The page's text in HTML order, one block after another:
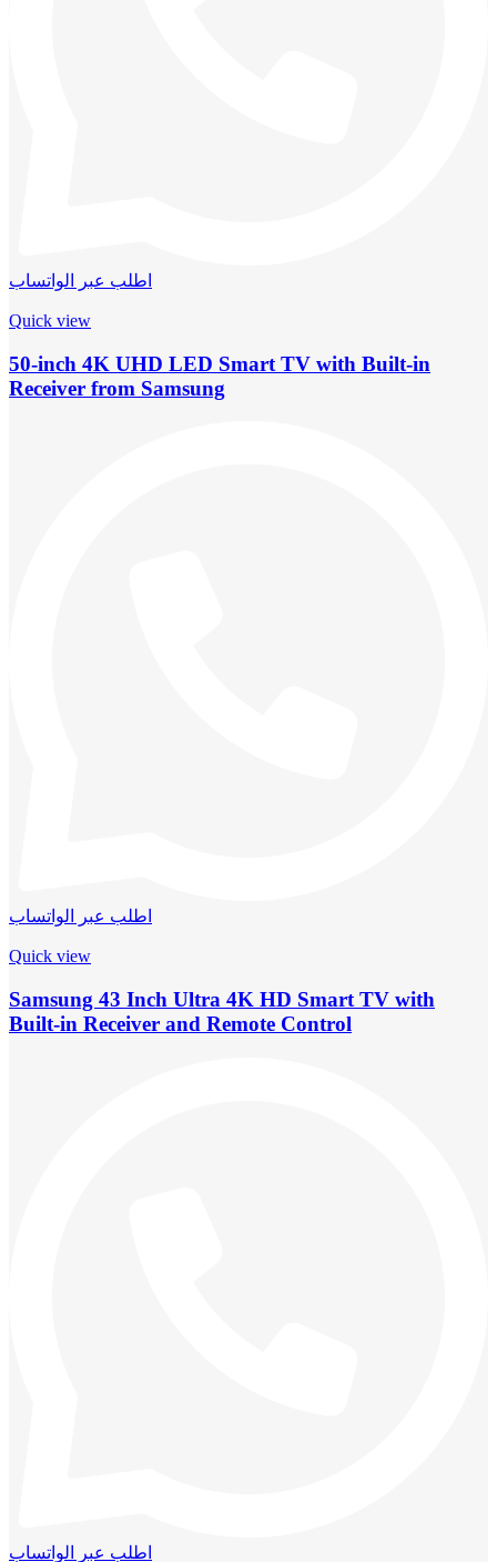
اطلب عبر الواتساب
Quick view
50-inch 4K UHD LED Smart TV with Built-in
Receiver from Samsung
اطلب عبر الواتساب
Quick view
Samsung 43 Inch Ultra 4K HD Smart TV with
Built-in Receiver and Remote Control
اطلب عبر الواتساب